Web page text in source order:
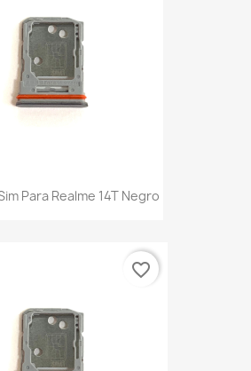
Para Realme 14T Negro
favorite_border